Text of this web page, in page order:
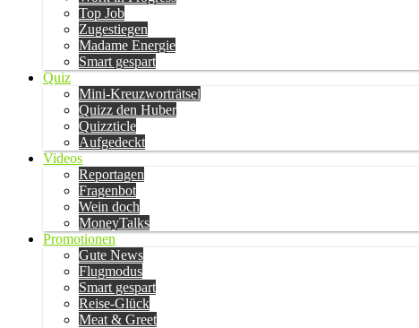
Top Job
Zugestiegen
Madame Energie
Smart gespart
Quiz
Mini-Kreuzworträtsel
Quizz den Huber
Quizzticle
Aufgedeckt
Videos
Reportagen
Fragenbot
Wein doch
MoneyTalks
Promotionen
Gute News
Flugmodus
Smart gespart
Reise-Glück
Meat & Greet